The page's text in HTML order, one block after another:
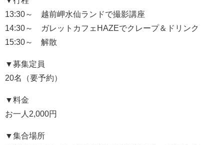
13:30～ 越前岬水仙ランドで撮影講座
14:30～ ガレットカフェHAZEでクレープ＆ドリンク
15:30～ 解散
▼募集定員
20名（要予約）
▼料金
お一人2,000円
▼集合場所